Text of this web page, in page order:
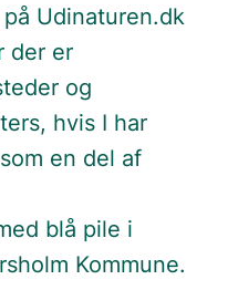
Udinaturen.dk
der er
og
hvis I har
en del af
blå pile i
Kommune.